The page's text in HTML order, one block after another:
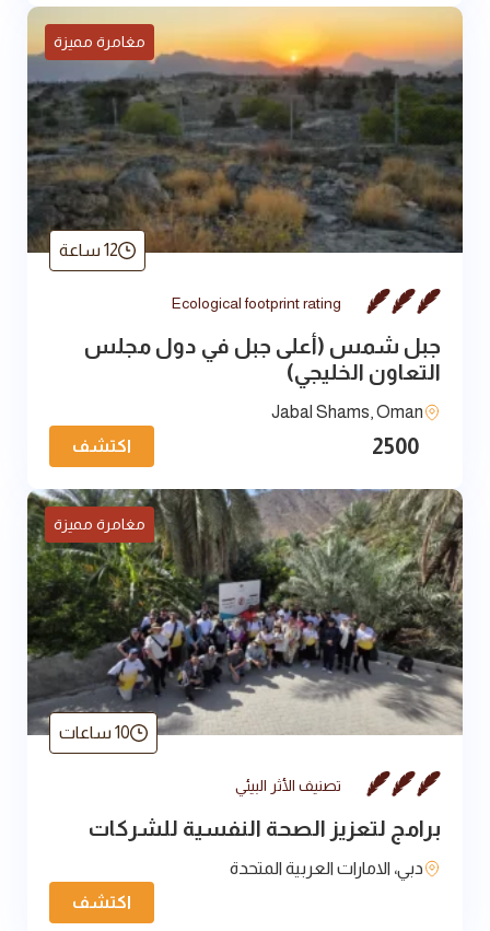
مغامرة مميزة
12 ساعة
Ecological footprint rating
جبل شمس (أعلى جبل في دول مجلس
التعاون الخليجي)
Jabal Shams, Oman
2500 اكتشف
مغامرة مميزة
10 ساعات
تصنيف الأثر البيئي
برامج لتعزيز الصحة النفسية للشركات
دبي، الامارات العربية المتحدة
اكتشف